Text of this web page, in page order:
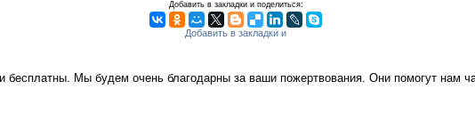
Добавить в закладки и поделиться:
бесплатны. Мы будем очень благодарны за ваши пожертвования. Они помогут